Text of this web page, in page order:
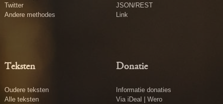
Twitter
Andere methodes
JSON/REST
Link
Teksten
Oudere teksten
Alle teksten
Donatie
Informatie donaties
Via iDeal | Wero